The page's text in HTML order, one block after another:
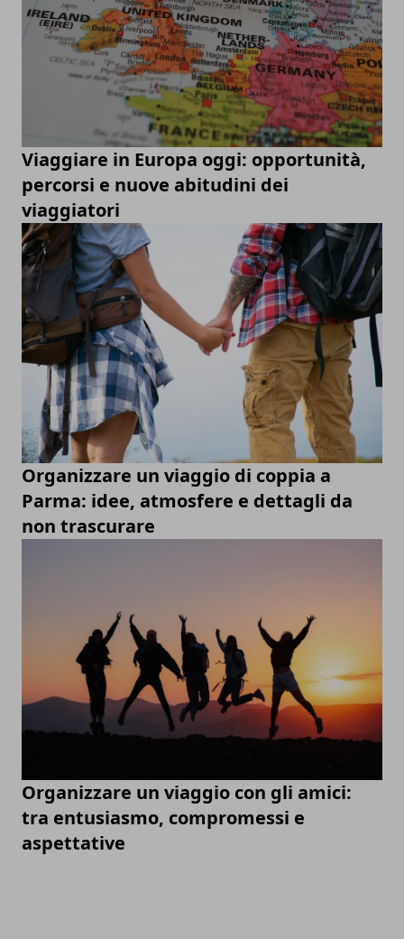
Viaggiare in Europa oggi: opportunità,
percorsi e nuove abitudini dei
viaggiatori
Organizzare un viaggio di coppia a
Parma: idee, atmosfere e dettagli da
non trascurare
Organizzare un viaggio con gli amici:
tra entusiasmo, compromessi e
aspettative